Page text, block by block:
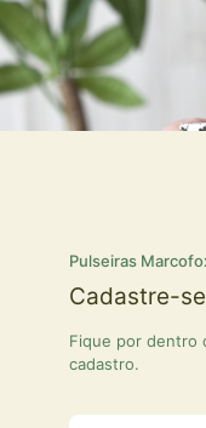
Pulseiras
Cadastre-
Fique por dentro
cadastro.